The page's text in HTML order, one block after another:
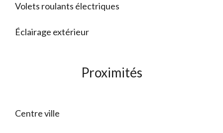
Volets roulants électriques
Éclairage extérieur
Proximités
Centre ville